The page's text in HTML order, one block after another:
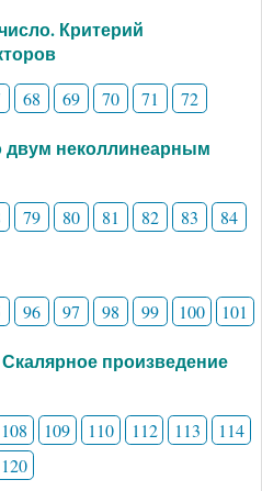
Критерий
68 69 70 71 72
двум неколлинеарным
79 80 81 82 83 84
96 97 98 99 100 101
произведение
108 109 110 112 113
114
120